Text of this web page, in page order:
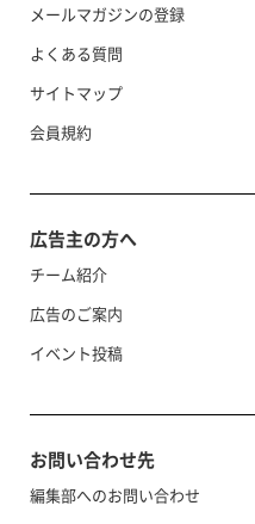
メールマガジンの登録
よくある質問
サイトマップ
会員規約
広告主の方へ
チーム紹介
広告のご案内
イベント投稿
お問い合わせ先
編集部へのお問い合わせ